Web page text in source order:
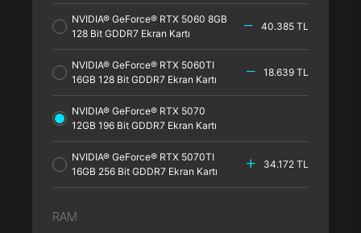
NVIDIA® GeForce® RTX 5060 8GB
128 Bit GDDR7 Ekran Kartı
40.385 TL
NVIDIA® GeForce® RTX 5060TI
16GB 128 Bit GDDR7 Ekran Kartı
18.639 TL
NVIDIA® GeForce® RTX 5070
12GB 196 Bit GDDR7 Ekran Kartı
NVIDIA® GeForce® RTX 5070TI
16GB 256 Bit GDDR7 Ekran Kartı
34.172 TL
RAM